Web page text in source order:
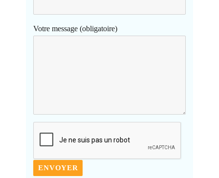
Votre message (obligatoire)